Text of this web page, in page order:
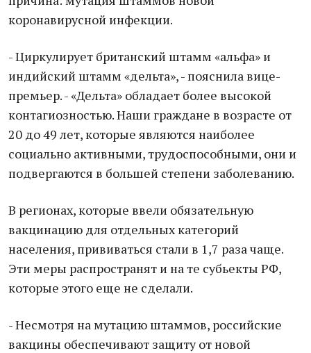
коронавирусной инфекции.
- Циркулирует британский штамм «альфа» и
индийский штамм «дельта», - пояснила вице-
премьер. - «Дельта» обладает более высокой
контагиозностью. Наши граждане в возрасте от
20 до 49 лет, которые являются наиболее
социально активными, трудоспособными, они и
подвергаются в большей степени заболеванию.
В регионах, которые ввели обязательную
вакцинацию для отдельных категорий
населения, прививаться стали в 1,7 раза чаще.
Эти меры распространят и на те субьекты РФ,
которые этого еще не сделали.
- Несмотря на мутацию штаммов, российские
вакцины обеспечивают защиту от новой